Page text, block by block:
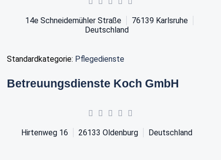
14e Schneidemühler Straße 76139 Karlsruhe
Deutschland
Standardkategorie: Pflegedienste
Betreuungsdienste Koch GmbH
Hirtenweg 16 26133 Oldenburg Deutschland